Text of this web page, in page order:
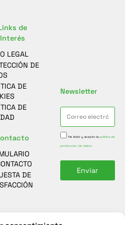
de
Interés
LEGAL
DE
DE
DE
DE
Newsletter
He leído y acepto lapolítica de
protección de datos
Enviar